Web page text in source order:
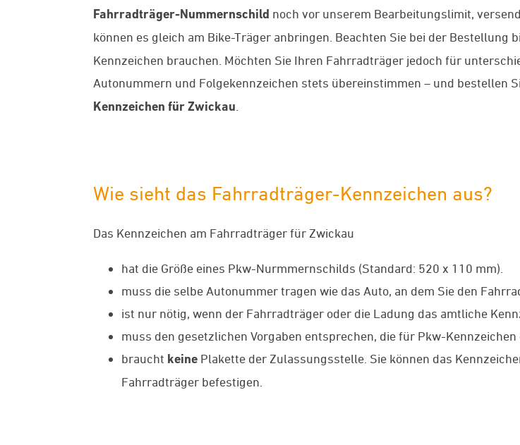
Fahrradträger-Nummernschild noch vor unserem Bearbeitungslimit,
können es gleich am Bike-Träger anbringen. Beachten Sie bei der Bestellung
Kennzeichen brauchen. Möchten Sie Ihren Fahrradträger jedoch für
Autonummern und Folgekennzeichen stets übereinstimmen – und bestellen
Kennzeichen für Zwickau
Wie sieht das Fahrradträger-Kennzeichen aus?
Das Kennzeichen am Fahrradträger für Zwickau
hat die Größe eines Pkw-Nurmmernschilds (Standard: 520 x 110 mm).
muss die selbe Autonummer tragen wie das Auto, an dem Sie den
ist nur nötig, wenn der Fahrradträger oder die Ladung das amtliche
muss den gesetzlichen Vorgaben entsprechen, die für Pkw-Kennzeichen
braucht keine Plakette der Zulassungsstelle. Sie können das
Fahrradträger befestigen.